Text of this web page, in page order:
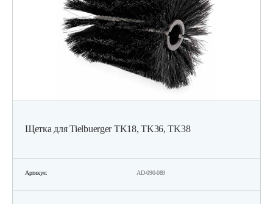
Щетка для Tielbuerger TK18, TK36, TK38
Артикул: AD-090-089